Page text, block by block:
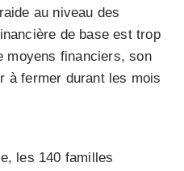
au niveau des
de base est trop
moyens financiers, son
à fermer durant les mois
les 140 familles